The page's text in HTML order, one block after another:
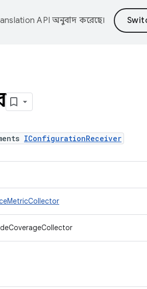
API অনুবাদ করেছে।
IConfigurationReceiver